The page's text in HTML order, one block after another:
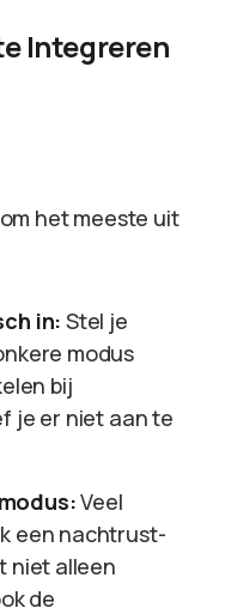
Integreren
het meeste uit
in: Stel je
modus
bij
je er niet aan te
Veel
een nachtrust-
niet alleen
de